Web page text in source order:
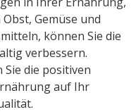
Gemüse und
können Sie die
verbessern.
Sie die positiven
auf Ihr